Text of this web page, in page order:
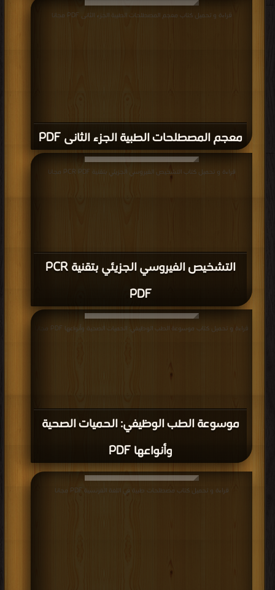
معجم المصطلحات الطبية الجزء الثانى PDF
قراءة و تحميل كتاب معجم المصطلحات الطبية الجزء الثانى PDF مجانا
التشخيص الفيروسي الجزيئي بتقنية PCR
PDF
قراءة و تحميل كتاب التشخيص الفيروسي الجزيئي بتقنية PCR PDF مجانا
موسوعة الطب الوظيفي: الحميات الصحية
وأنواعها PDF
قراءة و تحميل كتاب موسوعة الطب الوظيفي: الحميات الصحية وأنواعها PDF مجانا
قراءة و تحميل كتاب مصطلحات طبية في اللغة الفرنسية PDF مجانا